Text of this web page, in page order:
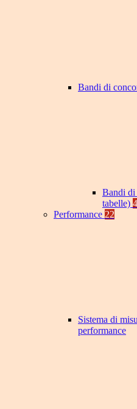
Bandi di
Bandi di
tabelle) 4
Performance 22
Sistema di
performance